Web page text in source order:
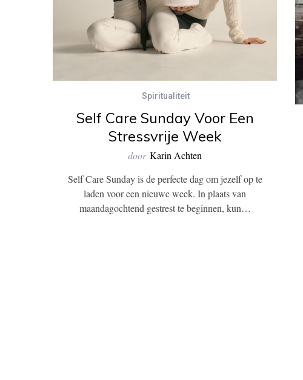
Spiritualiteit
Self Care Sunday Voor Een
Stressvrije Week
door Karin Achten
Self Care Sunday is de perfecte dag om jezelf op te
laden voor een nieuwe week. In plaats van
maandagochtend gestrest te beginnen, kun…